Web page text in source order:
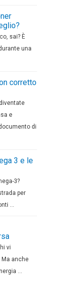
sai? È
una
corretto
e
di
3 e le
3?
per
…
vi
anche
…